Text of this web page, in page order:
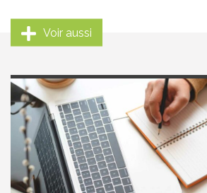
Voir aussi